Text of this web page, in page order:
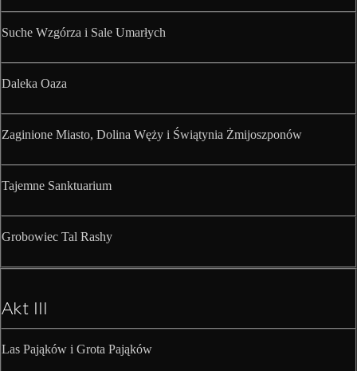
Suche Wzgórza i Sale Umarłych
Daleka Oaza
Zaginione Miasto, Dolina Węży i Świątynia Żmijoszponów
Tajemne Sanktuarium
Grobowiec Tal Rashy
Akt III
Las Pająków i Grota Pająków